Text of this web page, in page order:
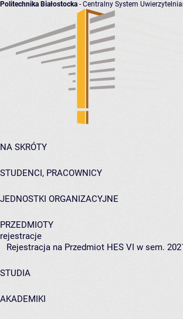
Politechnika Białostocka - Centralny System
NA SKRÓTY
STUDENCI, PRACOWNICY
JEDNOSTKI ORGANIZACYJNE
PRZEDMIOTY
rejestracje
Rejestracja na Przedmiot HES VI w sem.
STUDIA
AKADEMIKI